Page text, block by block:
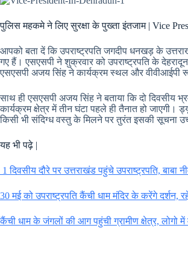
पुलिस महकमे ने लिए सुरक्षा के पुख्ता इंतजाम | Vice
आपको बता दें कि उपराष्ट्रपति जगदीप धनखड़ के
गए हैं। एसएसपी ने शुक्रवार को उपराष्ट्रपति के
एसएसपी अजय सिंह ने कार्यक्रम स्थल और वीवीआईपी
साथ ही एसएसपी अजय सिंह ने बताया कि दो दिवसीय
कार्यक्रम क्षेत्र में तीन घंटा पहले ही तैनात हो
किसी भी संदिग्ध वस्तु के मिलने पर तुरंत इसकी सूचना
यह भी पढ़े |
1 दिवसीय दौरे पर उत्तराखंड पहुंचे उपराष्ट्रपति, बाबा
30 मई को उपराष्ट्रपति कैंची धाम मंदिर के करेंगे दर्शन,
कैंची धाम के जंगलों की आग पहुंची ग्रामीण क्षेत्र, लोगो